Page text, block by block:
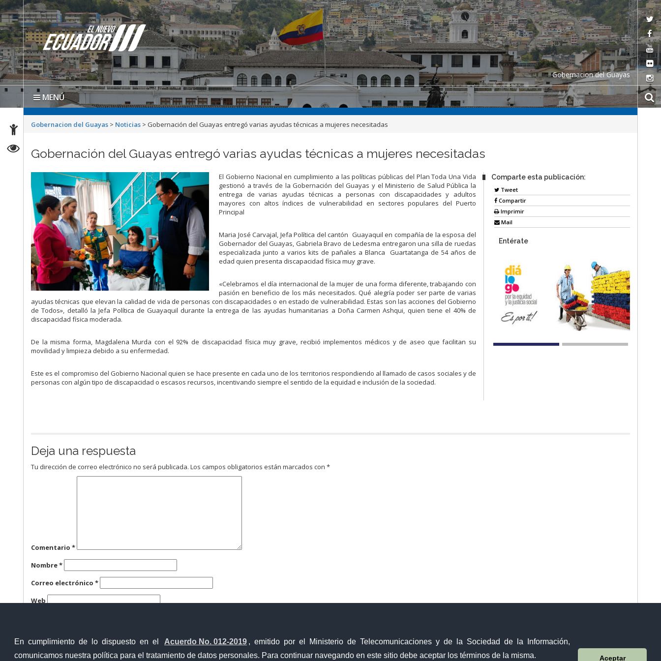
En cumplimiento de lo dispuesto en el Acuerdo No. 012-2019 , emitido por el Ministerio de Telecomunicaciones y de la Sociedad de la Información,
comunicamos nuestra política para el tratamiento de datos personales. Para continuar navegando en este sitio debe aceptar los términos de la misma.
Aceptar
Gobernacion del Guayas
MENÚ
Gobernacion del Guayas > Noticias > Gobernación del Guayas entregó varias ayudas técnicas a mujeres necesitadas
Gobernación del Guayas entregó varias ayudas técnicas a mujeres necesitadas
El Gobierno Nacional en cumplimiento a las políticas públicas del Plan Toda Una Vida
gestionó a través de la Gobernación del Guayas y el Ministerio de Salud Pública la
entrega de varias ayudas técnicas a personas con discapacidades y adultos
mayores con altos índices de vulnerabilidad en sectores populares del Puerto
Principal
Maria José Carvajal, Jefa Política del cantón Guayaquil en compañía de la esposa del
Gobernador del Guayas, Gabriela Bravo de Ledesma entregaron una silla de ruedas
especializada junto a varios kits de pañales a Blanca Guartatanga de 54 años de
edad quien presenta discapacidad física muy grave.
«Celebramos el día internacional de la mujer de una forma diferente, trabajando con
pasión en beneficio de los más necesitados. Qué alegría poder ser parte de varias
ayudas técnicas que elevan la calidad de vida de personas con discapacidades o en estado de vulnerabilidad. Estas son las acciones del Gobierno
de Todos», detalló la Jefa Política de Guayaquil durante la entrega de las ayudas humanitarias a Doña Carmen Ashqui, quien tiene el 40% de
discapacidad física moderada.
De la misma forma, Magdalena Murda con el 92% de discapacidad física muy grave, recibió implementos médicos y de aseo que facilitan su
movilidad y limpieza debido a su enfermedad.
Este es el compromiso del Gobierno Nacional quien se hace presente en cada uno de los territorios respondiendo al llamado de casos sociales y de
personas con algún tipo de discapacidad o escasos recursos, incentivando siempre el sentido de la equidad e inclusión de la sociedad.
Comparte esta publicación:
Tweet
Compartir
Imprimir
Mail
Entérate
Deja una respuesta
Tu dirección de correo electrónico no será publicada. Los campos obligatorios están marcados con*
Comentario*
Nombre*
Correo electrónico*
Web